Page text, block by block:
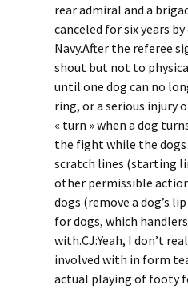
rear admiral and a
canceled for six years
Navy.After the referee
shout but not to
until one dog can no
ring, or a serious injury
« turn » when a dog
the fight while the
scratch lines (starting
other permissible
dogs (remove a dog’s
for dogs, which
with.CJ:Yeah, I don’t
involved with in form
actual playing of footy